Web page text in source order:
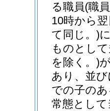
る職員(職
10時から
て同じ。)
ものとし
を除く。)
あり、並
での子の
常態とし